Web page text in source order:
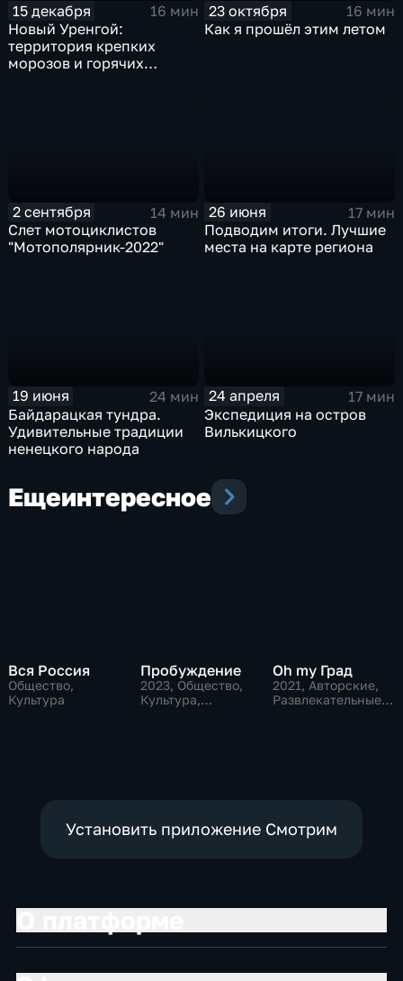
15 декабря
16 мин
Новый Уренгой:
территория крепких
морозов и горячих
23 октября
16 мин
Как я прошёл этим летом
2 сентября
14 мин
Слет мотоциклистов
"Мотополярник-2022"
26 июня
17 мин
Подводим итоги. Лучшие
места на карте региона
19 июня
24 мин
Байдарацкая тундра.
Удивительные традиции
ненецкого народа
24 апреля
17 мин
Экспедиция на остров
Вилькицкого
Ещеинтересное
Вся Россия
Общество,
Культура
Пробуждение
2023, Общество,
Культура,
Oh my Град
2021, Авторские,
Развлекательные,
Установить приложение Смотрим